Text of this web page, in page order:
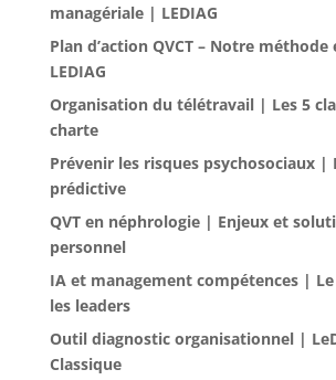
managériale | LEDIAG
Plan d’action QVCT – Notre méthode
LEDIAG
Organisation du télétravail | Les 5
charte
Prévenir les risques psychosociaux |
prédictive
QVT en néphrologie | Enjeux et
personnel
IA et management compétences |
les leaders
Outil diagnostic organisationnel |
Classique